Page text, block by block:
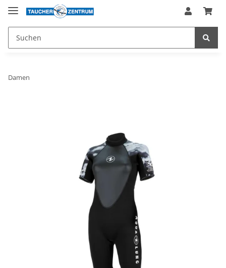
Damen